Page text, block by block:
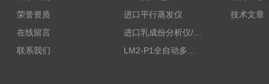
荣誉资质
在线留言
联系我们
进口平行蒸发仪
进口乳成份分析仪/乳品分析仪
技术文章